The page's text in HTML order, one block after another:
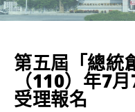
第五屆「總統
（110）年7
受理報名